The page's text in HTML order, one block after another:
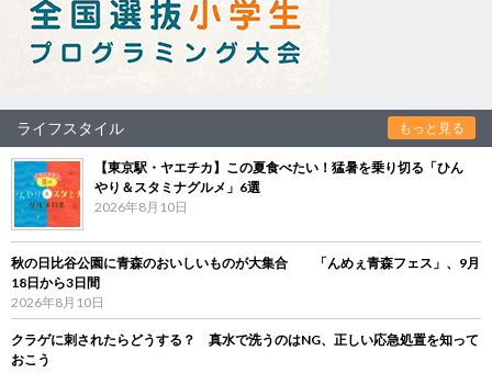
ライフスタイル もっと見る
【東京駅・ヤエチカ】この夏食べたい！猛暑を乗り切る「ひん
やり＆スタミナグルメ」6選
2026年8月10日
秋の日比谷公園に青森のおいしいものが大集合 「んめぇ青森フェス」、9月
18日から3日間
2026年8月10日
クラゲに刺されたらどうする？ 真水で洗うのはNG、正しい応急処置を知って
おこう